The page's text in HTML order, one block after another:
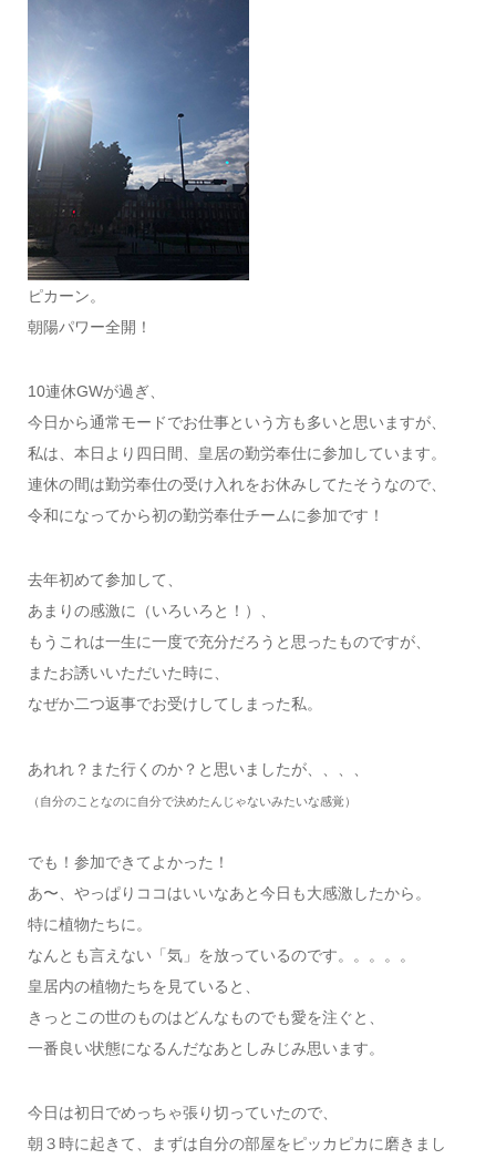
ピカーン。
朝陽パワー全開！
10連休GWが過ぎ、
今日から通常モードでお仕事という方も多いと思いますが、
私は、本日より四日間、皇居の勤労奉仕に参加しています。
連休の間は勤労奉仕の受け入れをお休みしてたそうなので、
令和になってから初の勤労奉仕チームに参加です！
去年初めて参加して、
あまりの感激に（いろいろと！）、
もうこれは一生に一度で充分だろうと思ったものですが、
またお誘いいただいた時に、
なぜか二つ返事でお受けしてしまった私。
あれれ？また行くのか？と思いましたが、、、、
（自分のことなのに自分で決めたんじゃないみたいな感覚）
でも！参加できてよかった！
あ〜、やっぱりココはいいなあと今日も大感激したから。
特に植物たちに。
なんとも言えない「気」を放っているのです。。。。。
皇居内の植物たちを見ていると、
きっとこの世のものはどんなものでも愛を注ぐと、
一番良い状態になるんだなあとしみじみ思います。
今日は初日でめっちゃ張り切っていたので、
朝３時に起きて、まずは自分の部屋をピッカピカに磨きまし